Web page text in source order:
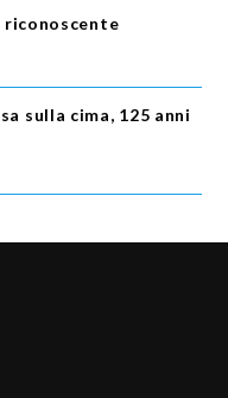
riconoscente
sulla cima, 125 anni